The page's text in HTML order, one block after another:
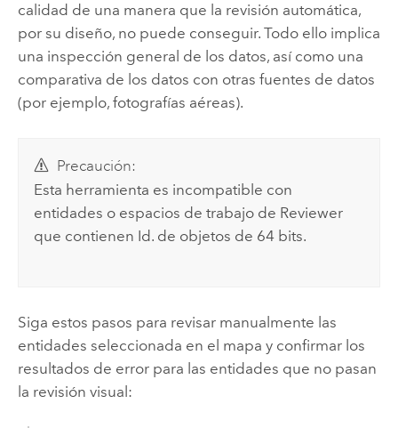
calidad de una manera que la revisión automática,
por su diseño, no puede conseguir. Todo ello implica
una inspección general de los datos, así como una
comparativa de los datos con otras fuentes de datos
(por ejemplo, fotografías aéreas).
Precaución:
Esta herramienta es incompatible con
entidades o espacios de trabajo de Reviewer
que contienen Id. de objetos de 64 bits.
Siga estos pasos para revisar manualmente las
entidades seleccionada en el mapa y confirmar los
resultados de error para las entidades que no pasan
la revisión visual: